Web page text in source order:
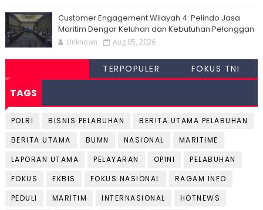
Customer Engagement Wilayah 4: Pelindo Jasa
Maritim Dengar Keluhan dan Kebutuhan Pelanggan
Unknown Aug 05, 2026
TERPOPULER FOKUS TNI
TAGS
POLRI BISNIS PELABUHAN
BERITA UTAMA PELABUHAN
BERITA UTAMA
BUMN NASIONAL
MARITIME
LAPORAN UTAMA
PELAYARAN OPINI
PELABUHAN
FOKUS
EKBIS FOKUS NASIONAL
RAGAM INFO
PEDULI
MARITIM INTERNASIONAL
HOTNEWS